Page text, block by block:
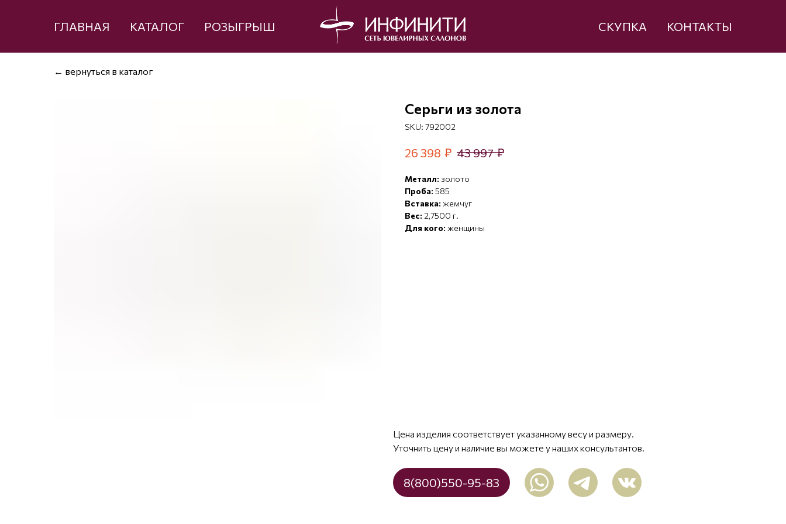
ГЛАВНАЯ КАТАЛОГ РОЗЫГРЫШ СКУПКА КОНТАКТЫ
← вернуться в каталог
Серьги из золота
SKU: 792002
26 398 ₽ 43 997 ₽
Металл: золото
Проба: 585
Вставка: жемчуг
Вес: 2,7500 г.
Для кого: женщины
Цена изделия соответствует указанному весу и размеру.
Уточнить цену и наличие вы можете у наших консультантов.
8(800)550-95-83